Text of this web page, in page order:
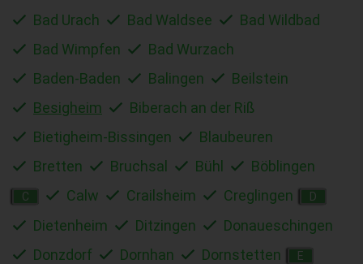
Bad Urach
Bad Waldsee
Bad Wildbad
Bad Wimpfen
Bad Wurzach
Baden-Baden
Balingen
Beilstein
Besigheim
Biberach an der Riß
Bietigheim-Bissingen
Blaubeuren
Bretten
Bruchsal Bühl Böblingen
C Calw Crailsheim Creglingen D
Dietenheim Ditzingen
Donaueschingen
Donzdorf
Dornhan Dornstetten E